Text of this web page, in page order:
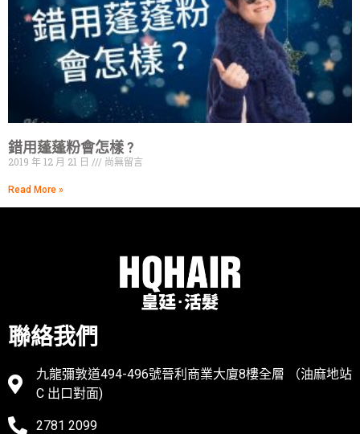
錯用蓬蓬粉會怎樣 ?
2019 年 12 月 21 日 尚無留言
Read More »
聯絡我們
九龍彌敦道494-496號晉利商業大廈8樓全層 （油麻地站
C 出口對面)
2781 2099